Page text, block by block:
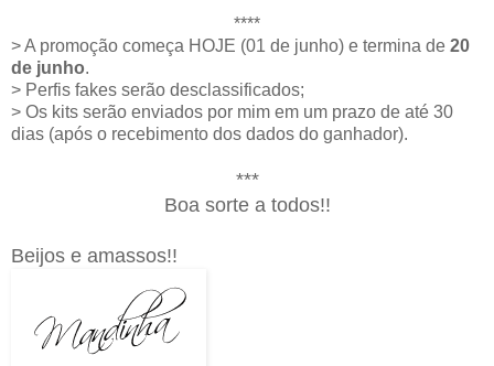
****
> A promoção começa HOJE (01 de junho) e termina de 20
de junho.
> Perfis fakes serão desclassificados;
> Os kits serão enviados por mim em um prazo de até 30
dias (após o recebimento dos dados do ganhador).
***
Boa sorte a todos!!
Beijos e amassos!!